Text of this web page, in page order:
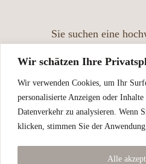
Wir schätzen Ihre
Wir verwenden Cookies, um Ihr
personalisierte Anzeigen oder Inhalte
Datenverkehr zu analysieren. Wenn
klicken, stimmen Sie der Anwendung
Alle
Sie suchen eine
Sortiment verändert sich
verfügbaren Uhren sind
Stücke finden schneller
einstellen können.